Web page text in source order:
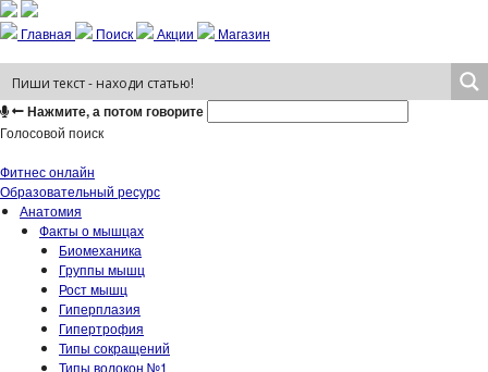
Главная Поиск Акции Магазин
Нажмите, а потом говорите
Голосовой поиск
Фитнес онлайн
Образовательный ресурс
Анатомия
Факты о мышцах
Биомеханика
Группы мышц
Рост мышц
Гиперплазия
Гипертрофия
Типы сокращений
Типы волокон №1